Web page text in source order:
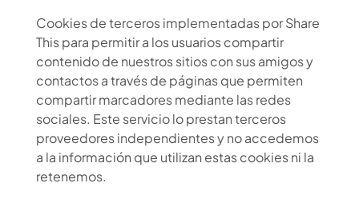
Cookies de terceros implementadas por Share
This para permitir a los usuarios compartir
contenido de nuestros sitios con sus amigos y
contactos a través de páginas que permiten
compartir marcadores mediante las redes
sociales. Este servicio lo prestan terceros
proveedores independientes y no accedemos
a la información que utilizan estas cookies ni la
retenemos.